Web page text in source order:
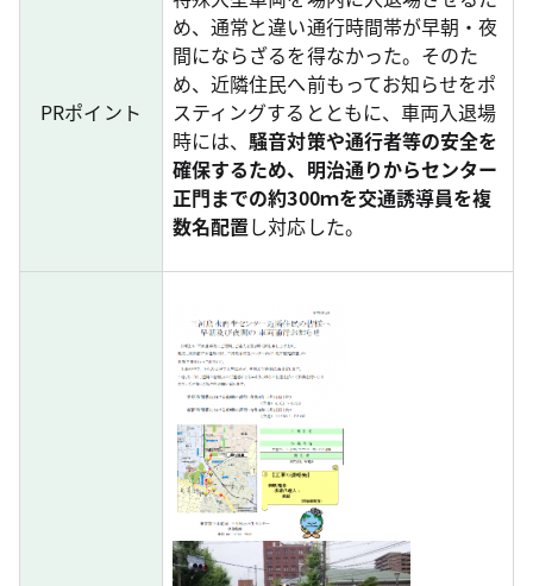
PRポイント
め、通常と違い通行時間帯が早朝・夜
間にならざるを得なかった。そのた
め、近隣住民へ前もってお知らせをポ
スティングするとともに、車両入退場
時には、騒音対策や通行者等の安全を
確保するため、明治通りからセンター
正門までの約300ｍを交通誘導員を複
数名配置し対応した。